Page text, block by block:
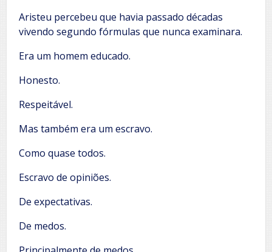
Aristeu percebeu que havia passado décadas
vivendo segundo fórmulas que nunca examinara.
Era um homem educado.
Honesto.
Respeitável.
Mas também era um escravo.
Como quase todos.
Escravo de opiniões.
De expectativas.
De medos.